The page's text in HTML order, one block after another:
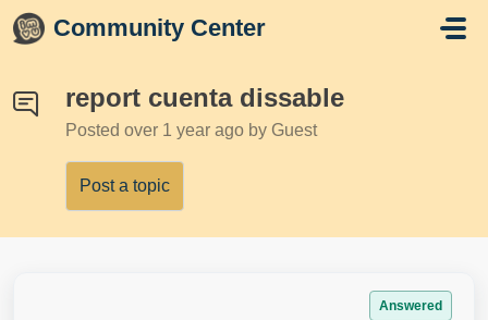
Skip to main content
Community Center
report cuenta dissable
Posted over 1 year ago by Guest
Post a topic
Answered